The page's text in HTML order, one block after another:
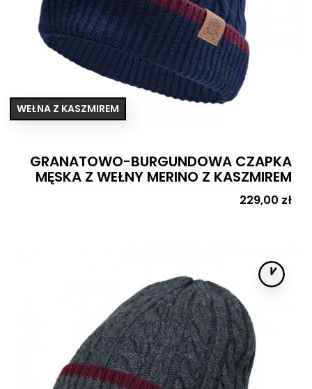
WEŁNA Z KASZMIREM
GRANATOWO-BURGUNDOWA CZAPKA
MĘSKA Z WEŁNY MERINO Z KASZMIREM
Cena
229,00 zł